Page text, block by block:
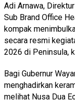
Adi Arnawa,
Sub Brand Office
kompak
secara resmi
2026 di Peninsula,
Bagi Gubernur
menghadirkan
melihat Nusa Dua